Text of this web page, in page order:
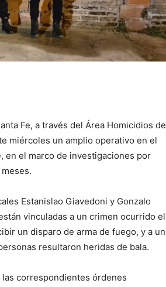
Fe, a través del Área Homicidios de
miércoles un amplio operativo en el
en el marco de investigaciones por
Estanislao Giavedoni y Gonzalo
vinculadas a un crimen ocurrido el
un disparo de arma de fuego, y a un
resultaron heridas de bala.
correspondientes órdenes